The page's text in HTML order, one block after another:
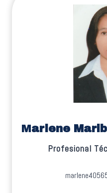
Marlene
Profesional